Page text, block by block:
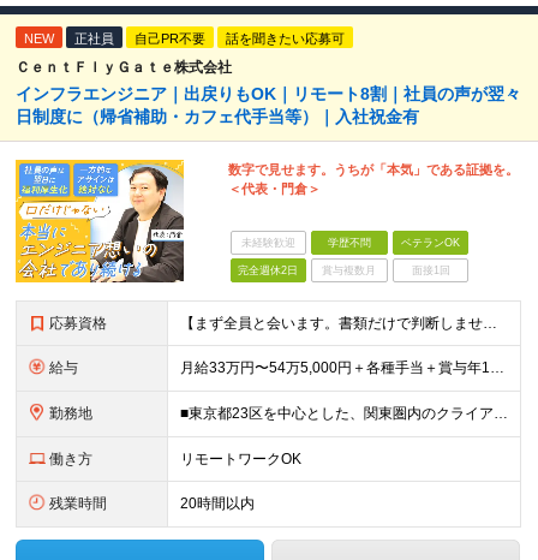
NEW 正社員 自己PR不要 話を聞きたい応募可
ＣｅｎｔＦｌｙＧａｔｅ株式会社
インフラエンジニア｜出戻りもOK｜リモート8割｜社員の声が翌々
日制度に（帰省補助・カフェ代手当等）｜入社祝金有
数字で見せます。うちが「本気」である証拠を。
＜代表・門倉＞
未経験歓迎 学歴不問 ベテランOK
完全週休2日 賞与複数月 面接1回
応募資格 【まず全員と会います。書類だけで判断しません。】 ■学歴不問 ■何らかのITエンジニア実務経験をお持ちの方（年数・工程・領域不問） ◎こんな方も歓迎します！ ・別業界を経験してIT業界に戻りたい「
給与 月給33万円〜54万5,000円＋各種手当＋賞与年1回 ※経験・スキルを考慮のうえ、双方が納得するまで話し合って決定します。 ※上記月給額にはみなし残業手当（20時間分／4万5000円～）を含む（超
勤務地 ■東京都23区を中心とした、関東圏内のクライアント先 ※東京・渋谷・銀座・横浜の案件が多数 ★転勤はありません！ ★勤務地は希望を考慮します！ ★全社員の約8割がリモートワーク実施中！ プロジェク
働き方 リモートワークOK
残業時間 20時間以内